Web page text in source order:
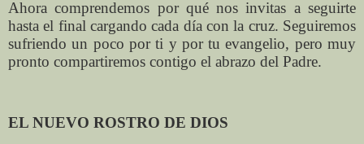
Ahora comprendemos por qué nos invitas a seguirte
hasta el final cargando cada día con la cruz. Seguiremos
sufriendo un poco por ti y por tu evangelio, pero muy
pronto compartiremos contigo el abrazo del Padre.
EL NUEVO ROSTRO DE DIOS